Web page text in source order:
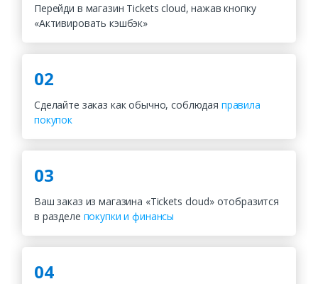
Перейди в магазин Tickets cloud, нажав кнопку
«Активировать кэшбэк»
02
Сделайте заказ как обычно, соблюдая правила
покупок
03
Ваш заказ из магазина «Tickets cloud» отобразится
в разделе покупки и финансы
04